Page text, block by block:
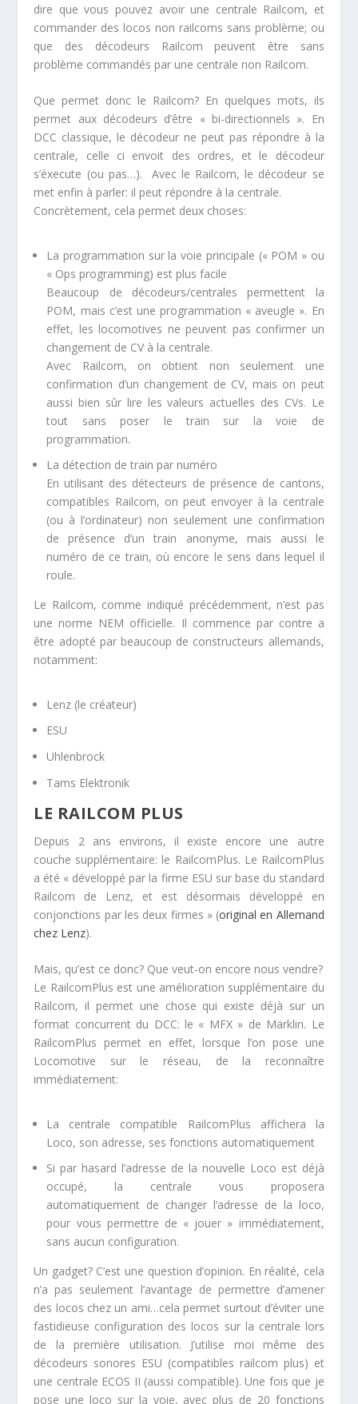
dire que vous pouvez avoir une centrale Railcom, et
commander des locos non railcoms sans problème; ou
que des décodeurs Railcom peuvent être sans
problème commandés par une centrale non Railcom.
Que permet donc le Railcom? En quelques mots, ils
permet aux décodeurs d’être « bi-directionnels ». En
DCC classique, le décodeur ne peut pas répondre à la
centrale, celle ci envoit des ordres, et le décodeur
s’éxecute (ou pas…). Avec le Railcom, le décodeur se
met enfin à parler: il peut répondre à la centrale.
Concrètement, cela permet deux choses:
La programmation sur la voie principale (« POM » ou
« Ops programming) est plus facile
Beaucoup de décodeurs/centrales permettent la
POM, mais c’est une programmation « aveugle ». En
effet, les locomotives ne peuvent pas confirmer un
changement de CV à la centrale.
Avec Railcom, on obtient non seulement une
confirmation d’un changement de CV, mais on peut
aussi bien sûr lire les valeurs actuelles des CVs. Le
tout sans poser le train sur la voie de
programmation.
La détection de train par numéro
En utilisant des détecteurs de présence de cantons,
compatibles Railcom, on peut envoyer à la centrale
(ou à l’ordinateur) non seulement une confirmation
de présence d’un train anonyme, mais aussi le
numéro de ce train, où encore le sens dans lequel il
roule.
Le Railcom, comme indiqué précédemment, n’est pas
une norme NEM officielle. Il commence par contre a
être adopté par beaucoup de constructeurs allemands,
notamment:
Lenz (le créateur)
ESU
Uhlenbrock
Tams Elektronik
LE RAILCOM PLUS
Depuis 2 ans environs, il existe encore une autre
couche supplémentaire: le RailcomPlus. Le RailcomPlus
a été « développé par la firme ESU sur base du standard
Railcom de Lenz, et est désormais développé en
conjonctions par les deux firmes » (original en Allemand
chez Lenz).
Mais, qu’est ce donc? Que veut-on encore nous vendre?
Le RailcomPlus est une amélioration supplémentaire du
Railcom, il permet une chose qui existe déjà sur un
format concurrent du DCC: le « MFX » de Märklin. Le
RailcomPlus permet en effet, lorsque l’on pose une
Locomotive sur le réseau, de la reconnaître
immédiatement:
La centrale compatible RailcomPlus affichera la
Loco, son adresse, ses fonctions automatiquement
Si par hasard l’adresse de la nouvelle Loco est déjà
occupé, la centrale vous proposera
automatiquement de changer l’adresse de la loco,
pour vous permettre de « jouer » immédiatement,
sans aucun configuration.
Un gadget? C’est une question d’opinion. En réalité, cela
n’a pas seulement l’avantage de permettre d’amener
des locos chez un ami…cela permet surtout d’éviter une
fastidieuse configuration des locos sur la centrale lors
de la première utilisation. J’utilise moi même des
décodeurs sonores ESU (compatibles railcom plus) et
une centrale ECOS II (aussi compatible). Une fois que je
pose une loco sur la voie, avec plus de 20 fonctions